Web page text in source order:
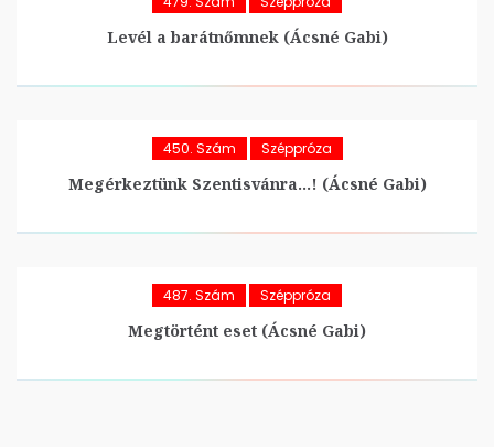
Levél a barátnőmnek (Ácsné Gabi)
450. Szám Széppróza
Megérkeztünk Szentisvánra…! (Ácsné Gabi)
487. Szám Széppróza
Megtörtént eset (Ácsné Gabi)